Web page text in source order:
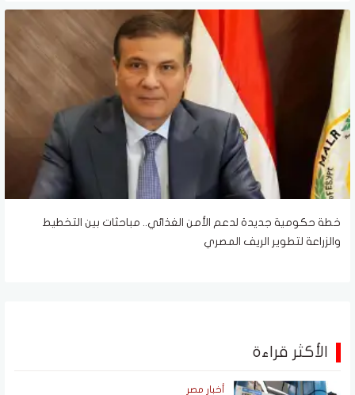
خطة حكومية جديدة لدعم الأمن الغذائي.. مباحثات بين التخطيط
والزراعة لتطوير الريف المصري
الأكثر قراءة
أخبار مصر